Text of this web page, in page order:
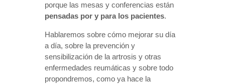
porque las mesas y conferencias están
pensadas por y para los pacientes.
Hablaremos sobre cómo mejorar su día
a día, sobre la prevención y
sensibilización de la artrosis y otras
enfermedades reumáticas y sobre todo
propondremos, como ya hace la